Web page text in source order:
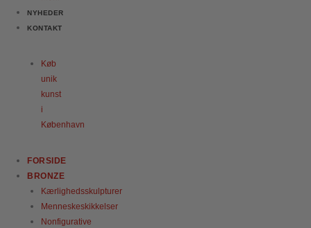
NYHEDER
KONTAKT
Køb
unik
kunst
i
København
FORSIDE
BRONZE
Kærlighedsskulpturer
Menneskeskikkelser
Nonfigurative